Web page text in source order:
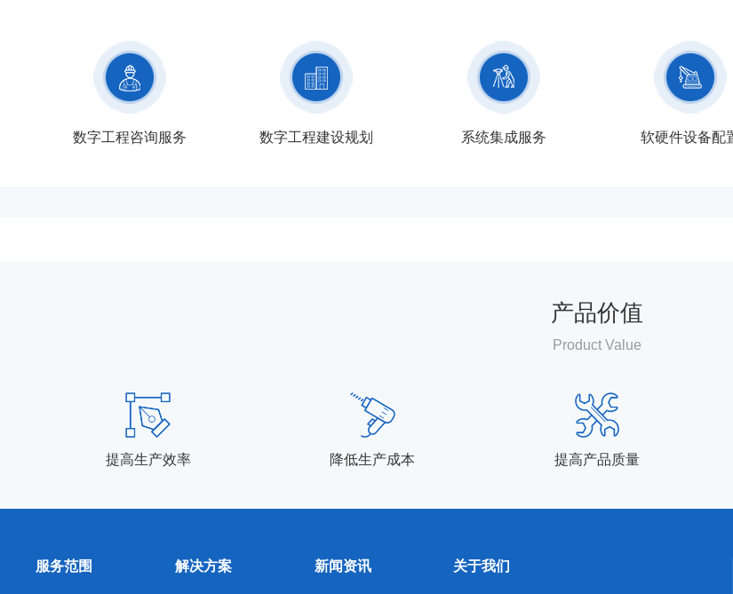
数字工程咨询服务 数字工程建设规划 系统集成服务 软硬件设备配
产品价值
Product Value
提高生产效率 降低生产成本 提高产品质量
服务范围 解决方案 新闻资讯 关于我们